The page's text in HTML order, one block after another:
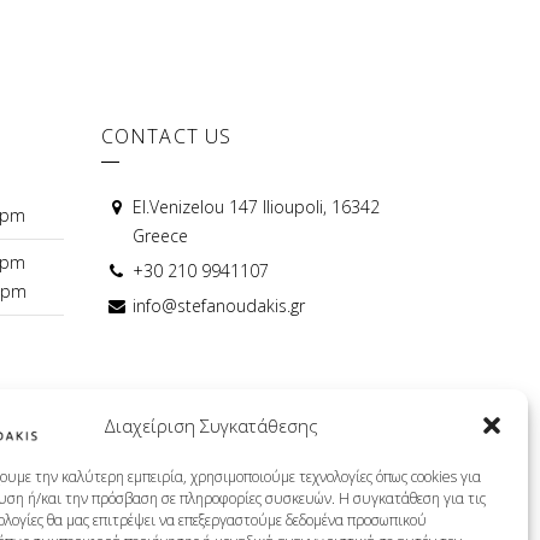
Διαχείριση Συγκατάθεσης
την καλύτερη εμπειρία, χρησιμοποιούμε τεχνολογίες όπως cookies για
ή/και την πρόσβαση σε πληροφορίες συσκευών. Η συγκατάθεση για τις
θα μας επιτρέψει να επεξεργαστούμε δεδομένα προσωπικού
CONTACT US
El.Venizelou 147 Ilioupoli, 16342
Greece
+30 210 9941107
info@stefanoudakis.gr